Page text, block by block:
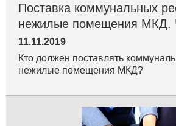
Поставка коммунальных
нежилые помещения МКД.
11.11.2019
Кто должен поставлять
нежилые помещения МКД?